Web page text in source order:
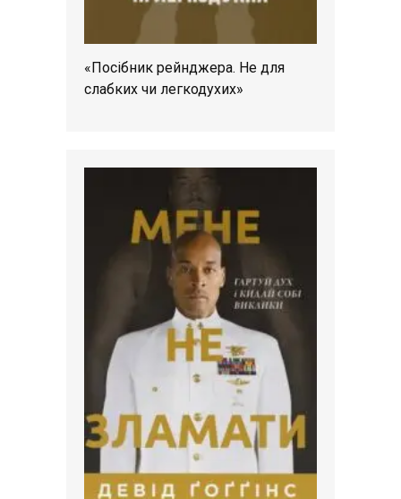
«Посібник рейнджера. Не для
слабких чи легкодухих»